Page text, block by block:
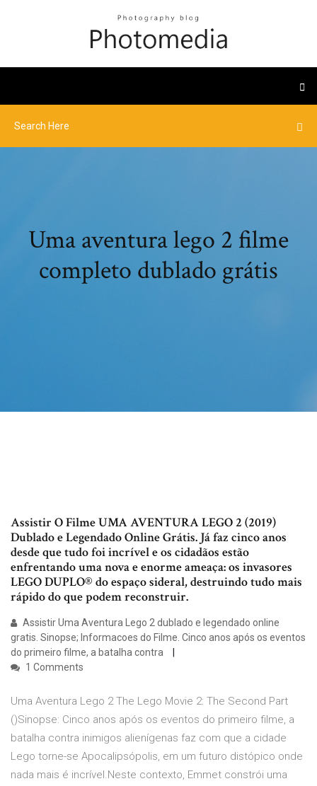
Uma aventura lego 2 filme
completo dublado grátis
Assistir O Filme UMA AVENTURA LEGO 2 (2019)
Dublado e Legendado Online Grátis. Já faz cinco anos
desde que tudo foi incrível e os cidadãos estão
enfrentando uma nova e enorme ameaça: os invasores
LEGO DUPLO® do espaço sideral, destruindo tudo mais
rápido do que podem reconstruir.
Assistir Uma Aventura Lego 2 dublado e legendado online
gratis. Sinopse; Informacoes do Filme. Cinco anos após os eventos
do primeiro filme, a batalha contra
1 Comments
Uma Aventura Lego 2 The Lego Movie 2: The Second Part
()Sinopse: Cinco anos após os eventos do primeiro filme, a
batalha contra inimigos alienígenas faz com que a cidade
Lego torne-se Apocalipsópolis, em um futuro distópico onde
nada mais é incrível.Neste contexto, Emmet constrói uma